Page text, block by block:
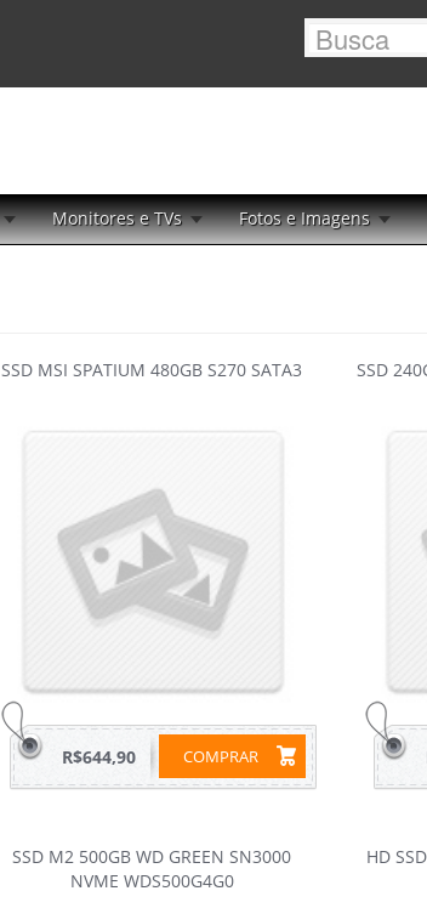
Monitores e TVs Fotos e Imagens
SSD MSI SPATIUM 480GB S270 SATA3
COMPRAR
R$644,90
SSD
SSD M2 500GB WD GREEN SN3000
NVME WDS500G4G0
HD